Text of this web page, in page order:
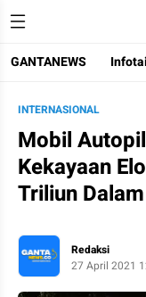
GANTANEWS
INTERNASIONAL
Mobil
Kekayaan
Triliun
Redaksi
27 April 2021